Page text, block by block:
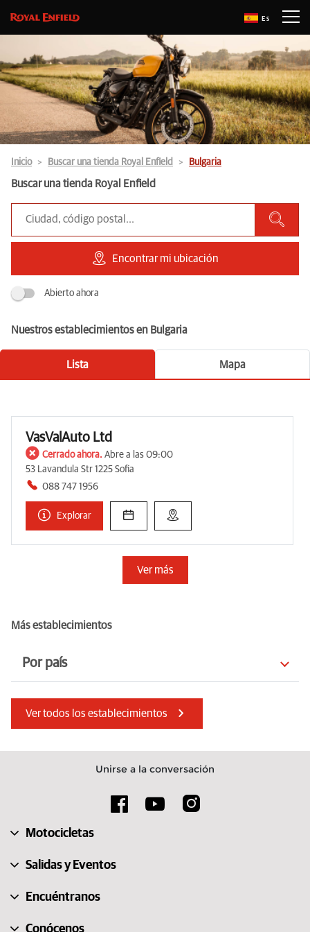
Es
Inicio Buscar una tienda Royal Enfield Bulgaria
Buscar una tienda Royal Enfield
Encontrar mi ubicación
Abierto ahora
Nuestros establecimientos en Bulgaria
Lista Mapa
VasValAuto Ltd
Cerrado ahora. Abre a las 09:00
53 Lavandula Str 1225 Sofia
088 747 1956
Explorar
Ver más
Más establecimientos
Por país
Eslovaquia
Alemania
India
Ver todos los establecimientos
Unirse a la conversación
Motocicletas
Salidas y Eventos
Encuéntranos
Conócenos